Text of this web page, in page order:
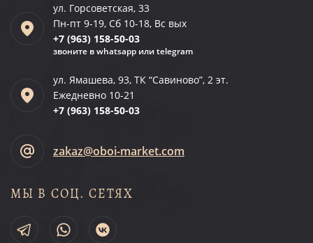
ул. Горсоветская, 33
Пн-пт 9-19, Сб 10-18, Вс вых
+7 (963) 158-50-03
звоните в whatsapp или telegram
ул. Ямашева, 93, ТК “Савиново”, 2 эт.
Ежедневно 10-21
+7 (963) 158-50-03
zakaz@oboi-market.com
МЫ В СОЦ. СЕТЯХ